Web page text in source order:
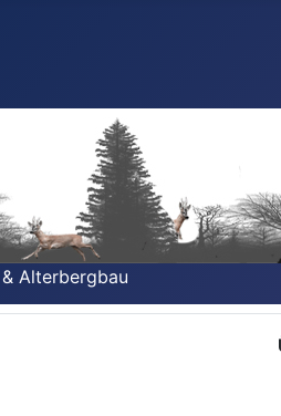
Alterbergbau